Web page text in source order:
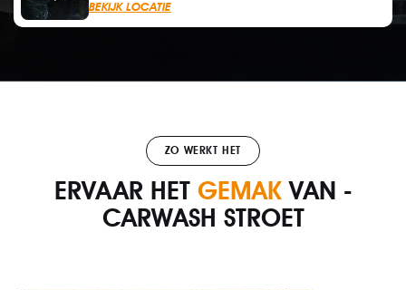
BEKIJK LOCATIE
ZO WERKT HET
ERVAAR HET GEMAKVAN ­
CARWASH STROET